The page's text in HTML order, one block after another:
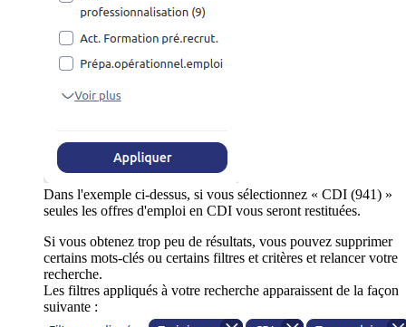
Dans l'exemple ci-dessus, si vous sélectionnez « CDI (941) »
seules les offres d'emploi en CDI vous seront restituées.
Si vous obtenez trop peu de résultats, vous pouvez supprimer
certains mots-clés ou certains filtres et critères et relancer votre
recherche.
Les filtres appliqués à votre recherche apparaissent de la façon
suivante :